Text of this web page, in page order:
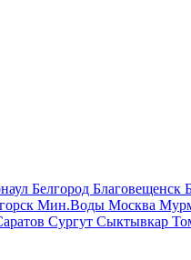
Белгород Благовещенск
Мин.Воды Москва
Сургут Сыктывкар